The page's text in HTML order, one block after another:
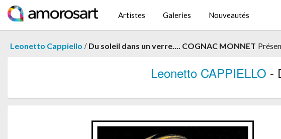
Artistes Galeries Nouveautés
Leonetto Cappiello / Du soleil dans un verre.... COGNAC MONNET
Leonetto CAPPIELLO -